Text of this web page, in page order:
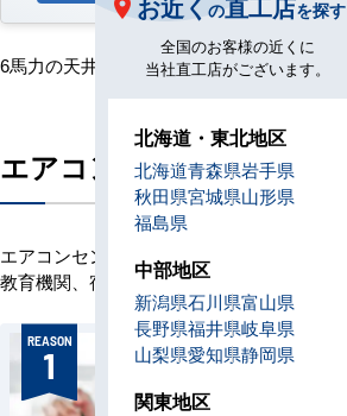
6馬力の天井埋込ダクト形エアコンは、こ
エアコンセンターACが選
エアコンセンターACは、創業当初より業
教育機関、宿泊施設、理美容室など、お
REASON
1
の を探す
全国のお客様の近くに
当社直工店がございます。
北海道・東北地区
北海道青森県岩手県
秋田県宮城県山形県
福島県
中部地区
新潟県石川県富山県
長野県福井県岐阜県
山梨県愛知県静岡県
関東地区